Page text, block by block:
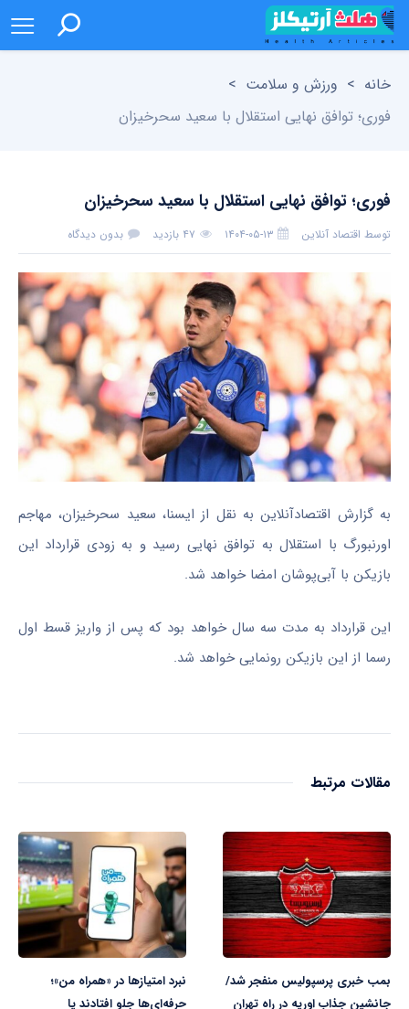
خانه > ورزش و سلامت >
فوری؛ توافق نهایی استقلال با سعید سحرخیزان
فوری؛ توافق نهایی استقلال با سعید سحرخیزان
توسط اقتصاد آنلاین ۱۴۰۴-۰۵-۱۳ ۴۷ بازدید بدون دیدگاه
به گزارش اقتصادآنلاین به نقل از ایسنا، سعید سحرخیزان، مهاجم
اورنبورگ با استقلال به توافق نهایی رسید و به زودی قرارداد این
بازیکن با آبی‌پوشان امضا خواهد شد.
این قرارداد به مدت سه سال خواهد بود که پس از واریز قسط اول
رسما از این بازیکن رونمایی خواهد شد.
مقالات مرتبط
بمب خبری پرسپولیس منفجر شد/
جانشین جذاب اوریه در راه تهران
نبرد امتیازها در «همراه من»؛
حرفه‌ای‌ها جلو افتادند یا